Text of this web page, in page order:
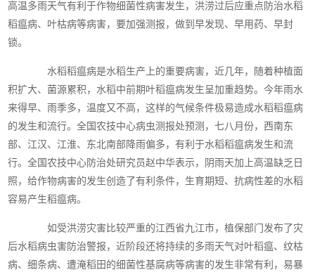
高温多雨天气有利于作物细菌性病害发生，洪涝过后应重点防治水稻
稻瘟病、叶枯病等病害，要加强测报，做到早发现、早用药、早封
锁。
水稻稻瘟病是水稻生产上的重要病害，近几年，随着种植面
积扩大、菌源累积，水稻中前期叶稻瘟病发生呈加重趋势。今年雨水
来得早、雨季多，温度又不高，这样的气候条件极易造成水稻稻瘟病
的发生和流行。全国农技中心病虫测报处预测，七八月份，西南东
部、江汉、江淮、东北南部降雨偏多，有利于水稻稻瘟病发生和流
行。全国农技中心防治处研究员赵中华表示，阴雨天加上高温缺乏日
照，给作物病害的发生创造了有利条件，生育期短、抗病性差的水稻
容易产生稻瘟病。
如受洪涝灾害比较严重的江西省九江市，植保部门发布了灾
后水稻病虫害防治警报，近阶段还将持续的多雨天气对叶稻瘟、纹枯
病、细条病、遭淹稻田的细菌性基腐病等病害的发生非常有利，易暴